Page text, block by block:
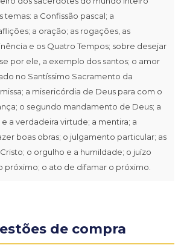
temas: a Confissão pascal; a
a oração; as rogações, as
e os Quatro Tempos; sobre desejar
por ele, a exemplo dos santos; o amor
no Santíssimo Sacramento da
a misericórdia de Deus para com o
o segundo mandamento de Deus; a
a verdadeira virtude; a mentira; a
boas obras; o julgamento particular; as
o orgulho e a humildade; o juízo
próximo; o ato de difamar o próximo.
de compra